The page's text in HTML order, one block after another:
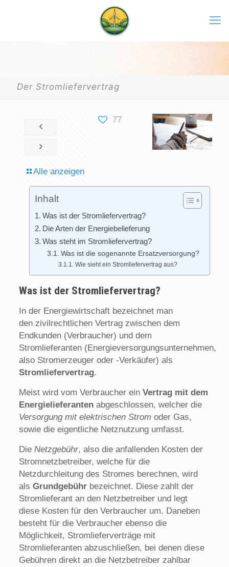
Der Stromliefervertrag
Alle anzeigen
77
Inhalt
Was ist der Stromliefervertrag?
Die Ar­ten der Ener­gie­be­lie­fe­rung
Was steht im Stromliefervertrag?
Was ist die sogenannte Ersatzversorgung?
Wie sieht ein Stromliefervertrag aus?
Was ist der Stromliefervertrag?
In der Energiewirtschaft bezeichnet man
den zivilrechtlichen Vertrag zwischen dem
Endkunden (Verbraucher) und dem
Stromlieferanten (Energieversorgungsunternehmen,
also Stromerzeuger oder -Verkäufer) als
Stromliefervertrag.
Meist wird vom Verbraucher ein Vertrag mit dem
Energielieferantenabgeschlossen, welcher die
Versorgung mit elektrischen Stromoder Gas,
sowie die eigentliche Netznutzung umfasst.
Die Netzgebühr, also die anfallenden Kosten der
Stromnetzbetreiber, welche für die
Netzdurchleitung des Stromes berechnen, wird
als Grundgebührbezeichnet. Diese zahlt der
Stromlieferant an den Netzbetreiber und legt
diese Kosten für den Verbraucher um. Daneben
besteht für die Verbraucher ebenso die
Möglichkeit, Stromlieferverträge mit
Stromlieferanten abzuschließen, bei denen diese
Gebühren direkt an die Netzbetreiber zahlbar